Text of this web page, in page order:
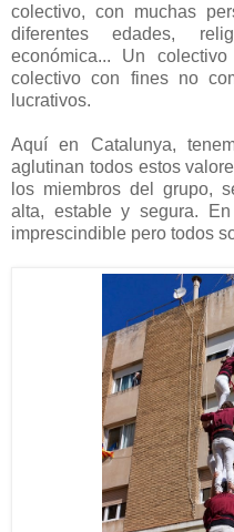
colectivo, con muchas
diferentes edades,
económica... Un
colectivo con fines no
lucrativos.
Aquí en Catalunya,
aglutinan todos estos
los miembros del grupo,
alta, estable y segura.
imprescindible pero todos